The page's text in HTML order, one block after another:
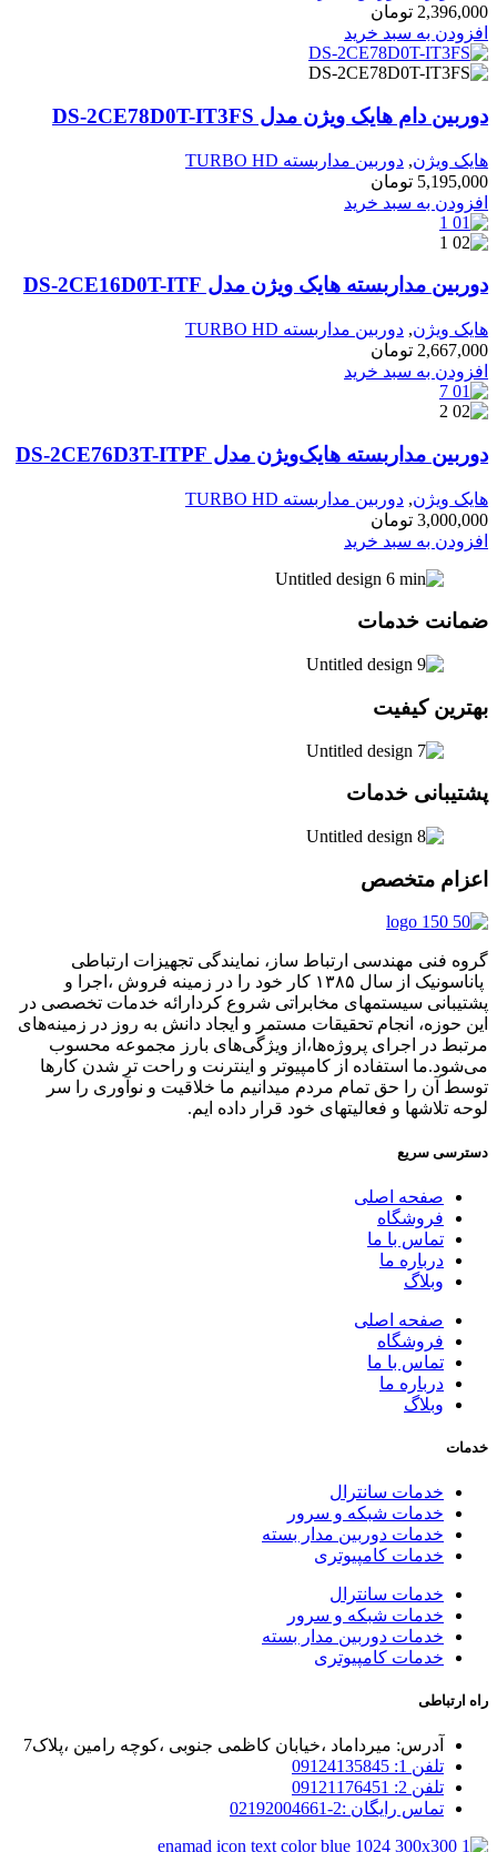
2,396,000 تومان
افزودن به سبد خرید
دوربین دام هایک ویژن مدل DS-2CE78D0T-IT3FS
هایک ویژن, دوربین مداربسته TURBO HD
5,195,000 تومان
افزودن به سبد خرید
دوربین مداربسته هایک ویژن مدل DS-2CE16D0T-ITF
هایک ویژن, دوربین مداربسته TURBO HD
2,667,000 تومان
افزودن به سبد خرید
دوربین مداربسته هایک‌ویژن مدل DS-2CE76D3T-ITPF
هایک ویژن, دوربین مداربسته TURBO HD
3,000,000 تومان
افزودن به سبد خرید
ضمانت خدمات
بهترین کیفیت
پشتیبانی خدمات
اعزام متخصص
گروه فنی مهندسی ارتباط ساز، نمایندگی تجهیزات ارتباطی
پاناسونیک از سال ۱۳۸۵ کار خود را در زمینه فروش ،اجرا و
پشتیبانی سیستمهای مخابراتی شروع کردارائه خدمات تخصصی در
این حوزه، انجام تحقیقات مستمر و ایجاد دانش به‌ روز در زمینه‌های
مرتبط در اجرای پروژه‌ها،از ویژگی‌های بارز مجموعه محسوب
می‌شود.ما استفاده از کامپیوتر و اینترنت و راحت تر شدن کارها
توسط آن را حق تمام مردم میدانیم ما خلاقیت و نوآوری را سر
لوحه تلاشها و فعالیتهای خود قرار داده ایم.
دسترسی سریع
صفحه اصلی
فروشگاه
تماس با ما
درباره ما
وبلاگ
صفحه اصلی
فروشگاه
تماس با ما
درباره ما
وبلاگ
خدمات
خدمات سانترال
خدمات شبکه و سرور
خدمات دوربین مدار بسته
خدمات کامپیوتری
خدمات سانترال
خدمات شبکه و سرور
خدمات دوربین مدار بسته
خدمات کامپیوتری
راه ارتباطی
آدرس: میرداماد ،خیابان کاظمی جنوبی ،کوچه رامین ،پلاک7
تلفن 1: 09124135845
تلفن 2: 09121176451
تماس رایگان :2-02192004661